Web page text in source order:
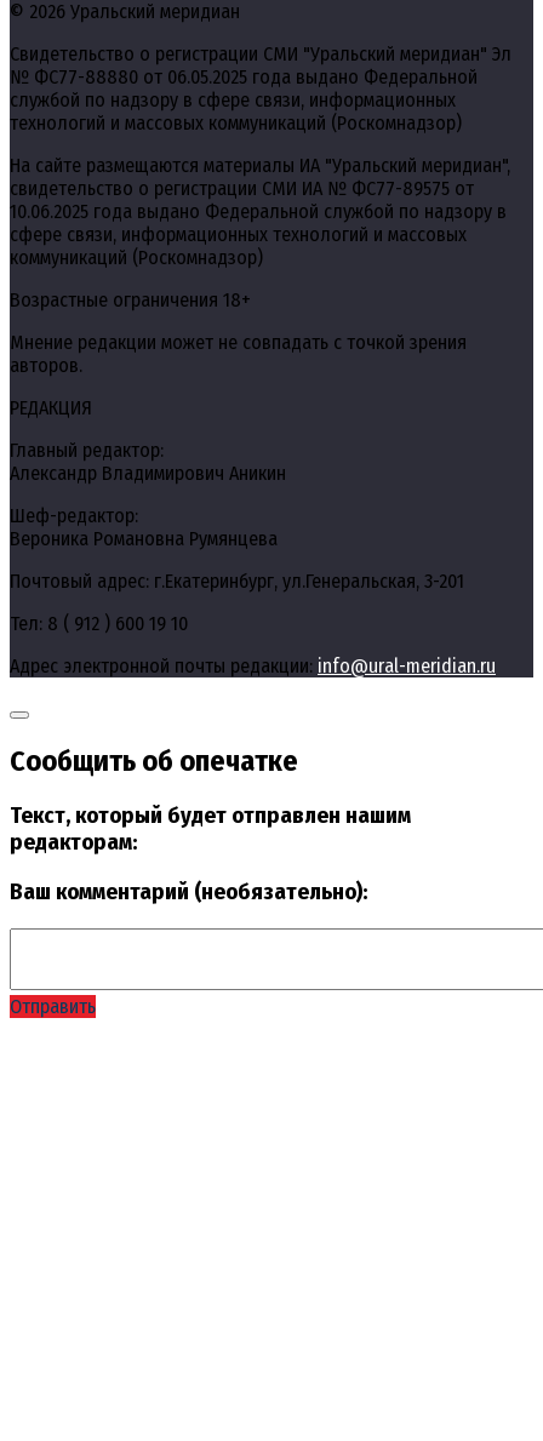
© 2026 Уральский меридиан
Свидетельство о регистрации СМИ "Уральский меридиан" Эл
№ ФС77-88880 от 06.05.2025 года выдано Федеральной
службой по надзору в сфере связи, информационных
технологий и массовых коммуникаций (Роскомнадзор)
На сайте размещаются материалы ИА "Уральский меридиан",
свидетельство о регистрации СМИ ИА № ФС77-89575 от
10.06.2025 года выдано Федеральной службой по надзору в
сфере связи, информационных технологий и массовых
коммуникаций (Роскомнадзор)
Возрастные ограничения 18+
Мнение редакции может не совпадать с точкой зрения
авторов.
РЕДАКЦИЯ
Главный редактор:
Александр Владимирович Аникин
Шеф-редактор:
Вероника Романовна Румянцева
Почтовый адрес: г.Екатеринбург, ул.Генеральская, 3-201
Тел: 8 ( 912 ) 600 19 10
Адрес электронной почты редакции: info@ural-meridian.ru
Сообщить об опечатке
Текст, который будет отправлен нашим
редакторам:
Ваш комментарий (необязательно):
Отправить